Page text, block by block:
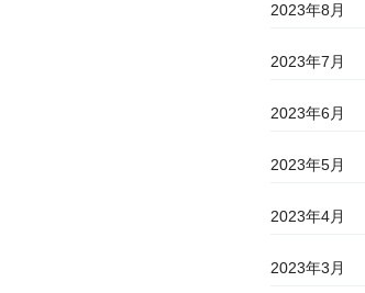
2023年8月
2023年7月
2023年6月
2023年5月
2023年4月
2023年3月